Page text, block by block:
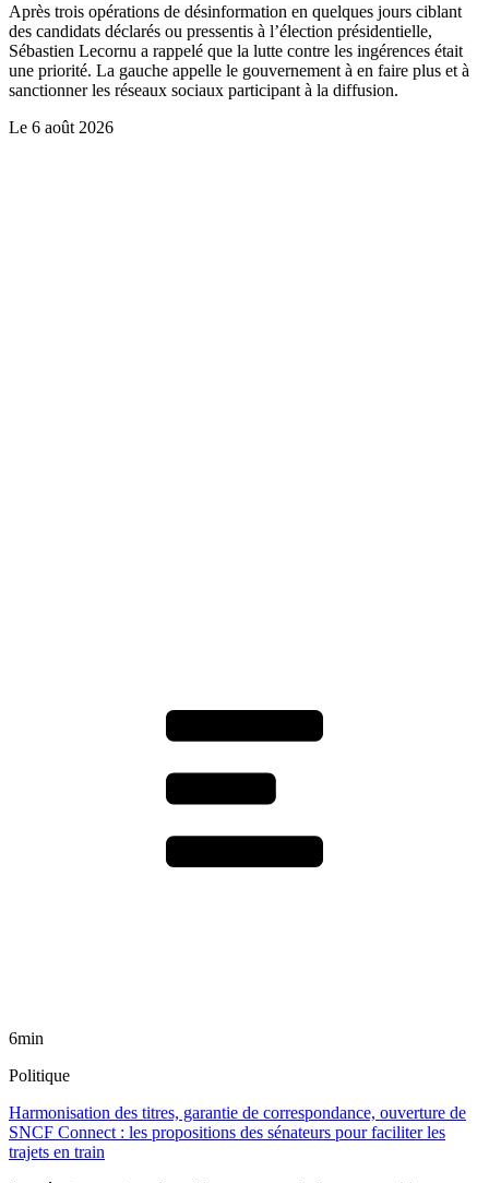
Après trois opérations de désinformation en quelques jours ciblant
des candidats déclarés ou pressentis à l’élection présidentielle,
Sébastien Lecornu a rappelé que la lutte contre les ingérences était
une priorité. La gauche appelle le gouvernement à en faire plus et à
sanctionner les réseaux sociaux participant à la diffusion.
Le 6 août 2026
6min
Politique
Harmonisation des titres, garantie de correspondance, ouverture de
SNCF Connect : les propositions des sénateurs pour faciliter les
trajets en train